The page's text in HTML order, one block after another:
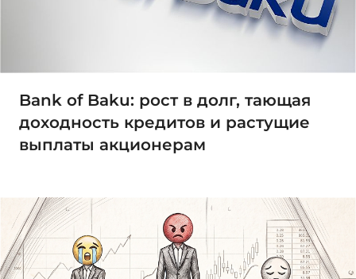
Bank of Baku: рост в долг, тающая
доходность кредитов и растущие
выплаты акционерам